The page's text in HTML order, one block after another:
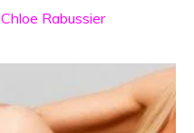
Chloe Rabussier